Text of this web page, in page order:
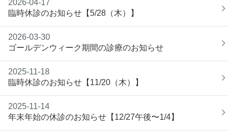
2026-04-17
臨時休診のお知らせ【5/28（木）】
2026-03-30
ゴールデンウィーク期間の診療のお知らせ
2025-11-18
臨時休診のお知らせ【11/20（木）】
2025-11-14
年末年始の休診のお知らせ【12/27午後〜1/4】